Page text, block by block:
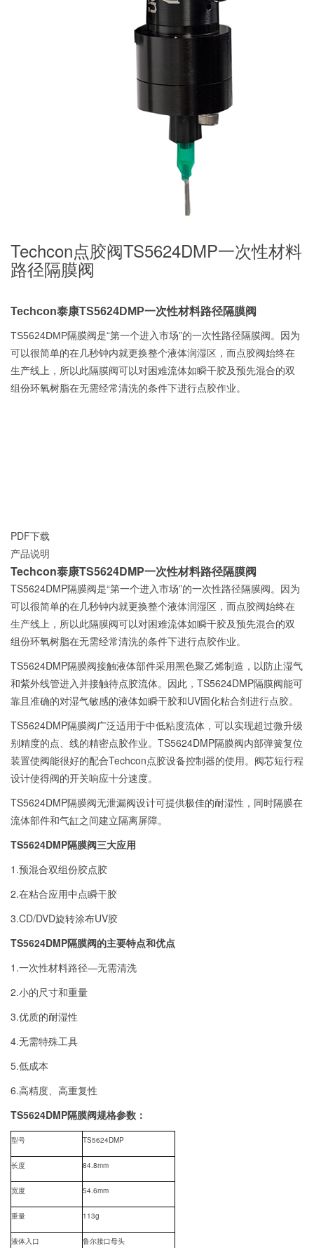
Techcon点胶阀TS5624DMP一次性材料
路径隔膜阀
Techcon泰康TS5624DMP一次性材料路径隔膜阀
TS5624DMP隔膜阀是“第一个进入市场”的一次性路径隔膜阀。因为
可以很简单的在几秒钟内就更换整个液体润湿区，而点胶阀始终在
生产线上，所以此隔膜阀可以对困难流体如瞬干胶及预先混合的双
组份环氧树脂在无需经常清洗的条件下进行点胶作业。
PDF下载
产品说明
Techcon泰康TS5624DMP一次性材料路径隔膜阀
TS5624DMP隔膜阀是“第一个进入市场”的一次性路径隔膜阀。因为
可以很简单的在几秒钟内就更换整个液体润湿区，而点胶阀始终在
生产线上，所以此隔膜阀可以对困难流体如瞬干胶及预先混合的双
组份环氧树脂在无需经常清洗的条件下进行点胶作业。
TS5624DMP隔膜阀接触液体部件采用黑色聚乙烯制造，以防止湿气
和紫外线管进入并接触待点胶流体。因此，TS5624DMP隔膜阀能可
靠且准确的对湿气敏感的液体如瞬干胶和UV固化粘合剂进行点胶。
TS5624DMP隔膜阀广泛适用于中低粘度流体，可以实现超过微升级
别精度的点、线的精密点胶作业。TS5624DMP隔膜阀内部弹簧复位
装置使阀能很好的配合Techcon点胶设备控制器的使用。阀芯短行程
设计使得阀的开关响应十分速度。
TS5624DMP隔膜阀无泄漏阀设计可提供极佳的耐湿性，同时隔膜在
流体部件和气缸之间建立隔离屏障。
TS5624DMP隔膜阀三大应用
1.预混合双组份胶点胶
2.在粘合应用中点瞬干胶
3.CD/DVD旋转涂布UV胶
TS5624DMP隔膜阀的主要特点和优点
1.一次性材料路径—无需清洗
2.小的尺寸和重量
3.优质的耐湿性
4.无需特殊工具
5.低成本
6.高精度、高重复性
TS5624DMP隔膜阀规格参数：
型号 TS5624DMP
长度 84.8mm
宽度 54.6mm
重量 113g
液体入口 鲁尔接口母头